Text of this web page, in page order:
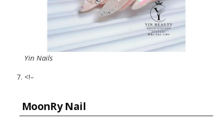
Yin Nails
<!–
MoonRy Nail